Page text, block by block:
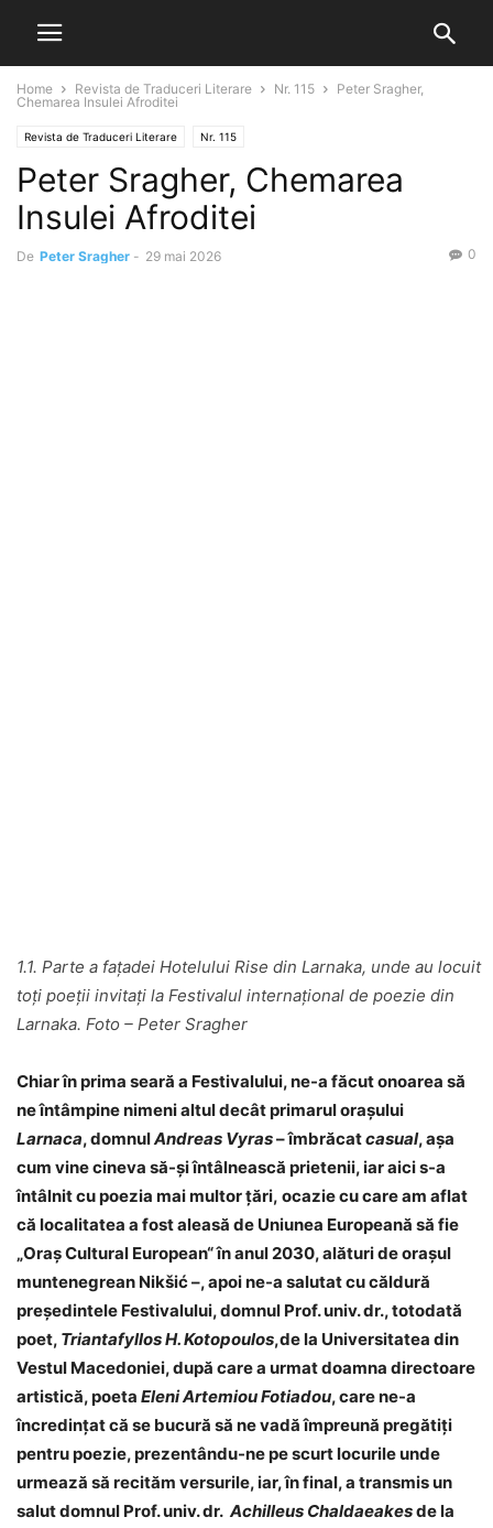
Home Revista de Traduceri Literare Nr. 115
Peter Sragher,
Chemarea Insulei Afroditei
Revista de Traduceri Literare Nr. 115
Peter Sragher, Chemarea
Insulei Afroditei
De Peter Sragher - 29 mai 2026 0
1.1. Parte a fațadei Hotelului Rise din Larnaka, unde au locuit
toți poeții invitați la Festivalul internațional de poezie din
Larnaka. Foto – Peter Sragher
Chiar în prima seară a Festivalului, ne-a făcut onoarea să
ne întâmpine nimeni altul decât primarul orașului
Larnaca, domnulAndreas Vyras– îmbrăcatcasual, așa
cum vine cineva să-și întâlnească prietenii, iar aici s-a
întâlnit cu poezia mai multor țări, ocazie cu care am aflat
că localitatea a fost aleasă de Uniunea Europeană să fie
„Oraș Cultural European“ în anul 2030, alături de orașul
muntenegrean Nikšić –, apoi ne-a salutat cu căldură
președintele Festivalului, domnul Prof. univ. dr., totodată
poet, Triantafyllos H. Kotopoulos,de la Universitatea din
Vestul Macedoniei, după care a urmat doamna directoare
artistică, poeta Eleni Artemiou Fotiadou, care ne-a
încredințat că se bucură să ne vadă împreună pregătiți
pentru poezie, prezentându-ne pe scurt locurile unde
urmează să recităm versurile, iar, în final, a transmis un
salut domnul Prof. univ. dr. Achilleus Chaldaeakesde la